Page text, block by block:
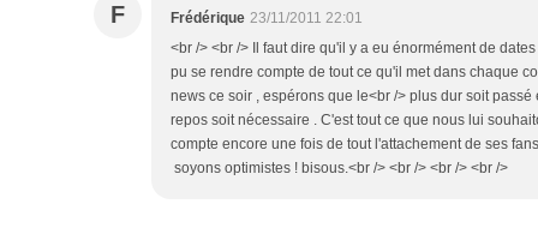
F Frédérique 23/11/2011 22:01
<br /> <br /> Il faut dire qu'il y a eu énormément de
pu se rendre compte de tout ce qu'il met dans chaque
news ce soir , espérons que le<br /> plus dur soit
repos soit nécessaire . C'est tout ce que nous lui
compte encore une fois de tout l'attachement de ses
soyons optimistes ! bisous.<br /> <br /> <br /> <br />